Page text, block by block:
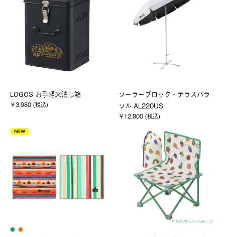
LOGOS お手軽火消し箱
￥3,980 (税込)
ソーラーブロック・テラスパラ
ソル AL220US
￥12,800 (税込)
NEW